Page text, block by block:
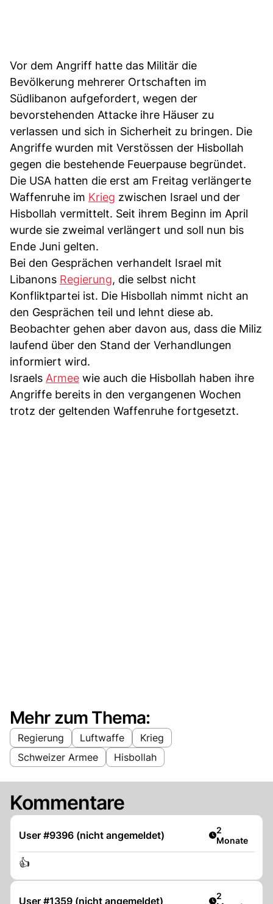
Vor dem Angriff hatte das Militär die
Bevölkerung mehrerer Ortschaften im
Südlibanon aufgefordert, wegen der
bevorstehenden Attacke ihre Häuser zu
verlassen und sich in Sicherheit zu bringen. Die
Angriffe wurden mit Verstössen der Hisbollah
gegen die bestehende Feuerpause begründet.
Die USA hatten die erst am Freitag verlängerte
Waffenruhe im Krieg zwischen Israel und der
Hisbollah vermittelt. Seit ihrem Beginn im April
wurde sie zweimal verlängert und soll nun bis
Ende Juni gelten.
Bei den Gesprächen verhandelt Israel mit
Libanons Regierung, die selbst nicht
Konfliktpartei ist. Die Hisbollah nimmt nicht an
den Gesprächen teil und lehnt diese ab.
Beobachter gehen aber davon aus, dass die Miliz
laufend über den Stand der Verhandlungen
informiert wird.
Israels Armee wie auch die Hisbollah haben ihre
Angriffe bereits in den vergangenen Wochen
trotz der geltenden Waffenruhe fortgesetzt.
Mehr zum Thema:
Regierung Luftwaffe
Krieg
Schweizer Armee
Hisbollah
Kommentare
User #9396 (nicht angemeldet) Artikel
2
Monate
👍
User #1359 (nicht angemeldet) Artikel
2